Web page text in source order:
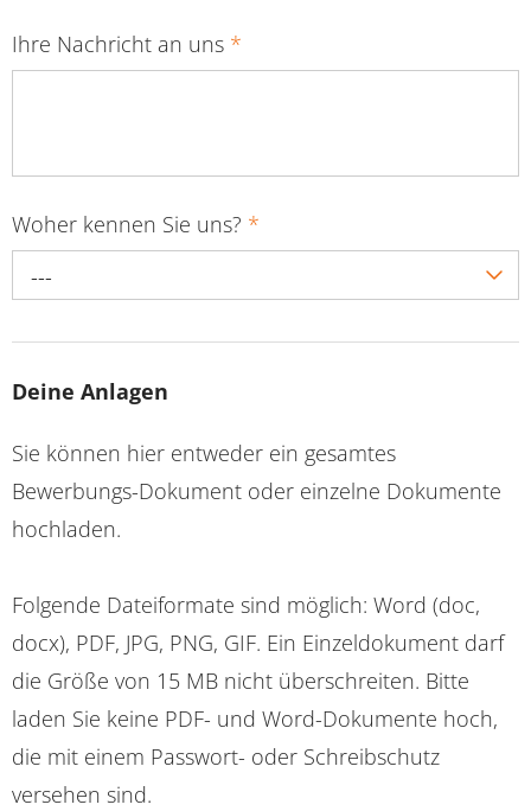
Ihre Nachricht an uns *
Woher kennen Sie uns? *
---
Deine Anlagen
Sie können hier entweder ein gesamtes
Bewerbungs-Dokument oder einzelne Dokumente
hochladen.
Folgende Dateiformate sind möglich: Word (doc,
docx), PDF, JPG, PNG, GIF. Ein Einzeldokument darf
die Größe von 15 MB nicht überschreiten. Bitte
laden Sie keine PDF- und Word-Dokumente hoch,
die mit einem Passwort- oder Schreibschutz
versehen sind.